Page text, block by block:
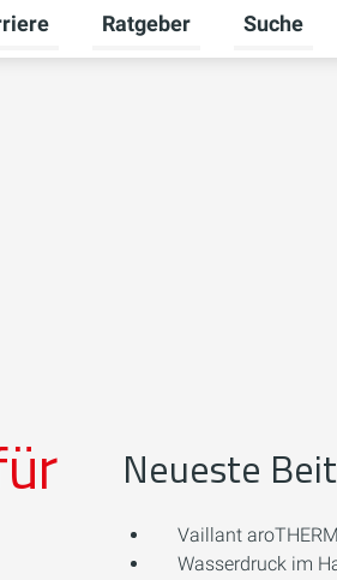
umschalten
für Unternehmen umschalten
Untermenü für Karriere
Ratgeber Suche
Neueste
Vaillant
Wasserdruck im